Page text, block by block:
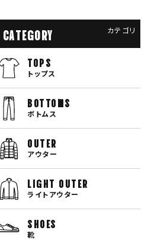
CATEGORY カテゴリ
TOPS
トップス
bottoms
ボトムス
OUTER
アウター
LIGHT OUTER
ライトアウター
SHOES
靴